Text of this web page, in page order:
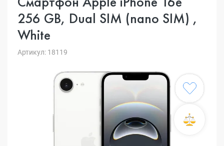
256 GB, Dual SIM (nano SIM) ,
White
Артикул: 18119